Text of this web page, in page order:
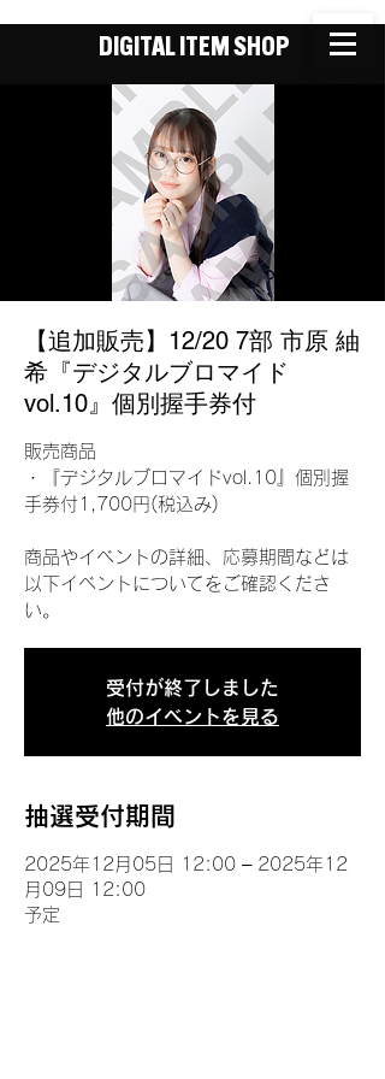
DIGITAL ITEM SHOP
【追加販売】12/20 7部 市原 紬
希『デジタルブロマイド
vol.10』個別握手券付
販売商品
・『デジタルブロマイドvol.10』個別握
手券付1,700円(税込み)
商品やイベントの詳細、応募期間などは
以下イベントについてをご確認くださ
い。
受付が終了しました
他のイベントを見る
抽選受付期間
2025年12月05日 12:00 – 2025年12
月09日 12:00
予定